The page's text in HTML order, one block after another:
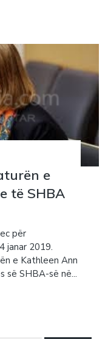
e
të SHBA
për
janar 2019.
e Kathleen Ann
së SHBA-së në...